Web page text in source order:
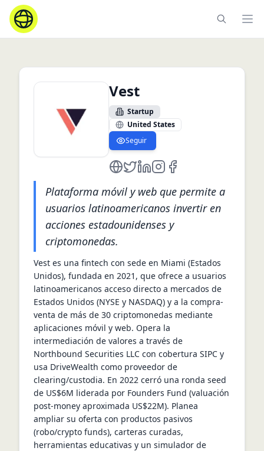
Vest
Startup
United States
Seguir
https://www.mivest.io/
https://twitter.com/
https://www.linkedin.com/
instagram.com/
https://
Plataforma móvil y web que permite a
usuarios latinoamericanos invertir en
acciones estadounidenses y
criptomonedas.
Vest es una fintech con sede en Miami (Estados
Unidos), fundada en 2021, que ofrece a usuarios
latinoamericanos acceso directo a mercados de
Estados Unidos (NYSE y NASDAQ) y a la compra-
venta de más de 30 criptomonedas mediante
aplicaciones móvil y web. Opera la
intermediación de valores a través de
Northbound Securities LLC con cobertura SIPC y
usa DriveWealth como proveedor de
clearing/custodia. En 2022 cerró una ronda seed
de US$6M liderada por Founders Fund (valuación
post-money aproximada US$22M). Planea
ampliar su oferta con productos pasivos
(robo/crypto funds), carteras curadas,
herramientas educativas y un simulador de